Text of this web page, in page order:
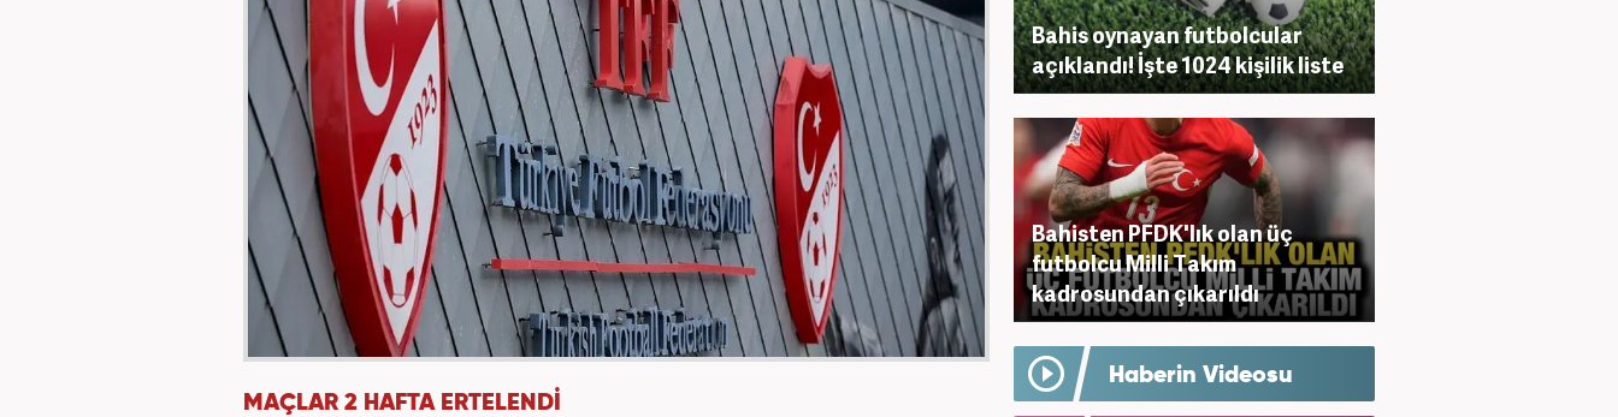
MAÇLAR 2 HAFTA ERTELENDİ
Bahis oynayan futbolcular
açıklandı! İşte 1024 kişilik liste
Bahisten PFDK'lık olan üç
futbolcu Milli Takım
kadrosundan çıkarıldı
Haberin Videosu